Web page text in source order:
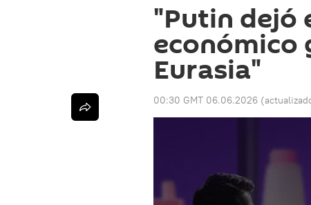
"Putin dejó
económico
Eurasia"
00:30 GMT 06.06.2026